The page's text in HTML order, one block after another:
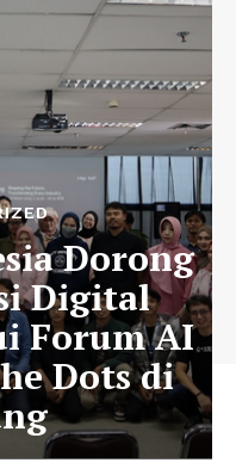
Dorong
Digital
Forum AI
Dots di